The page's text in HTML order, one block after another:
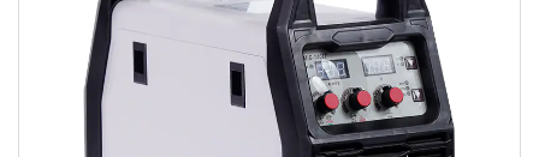
اقرأ أكثر